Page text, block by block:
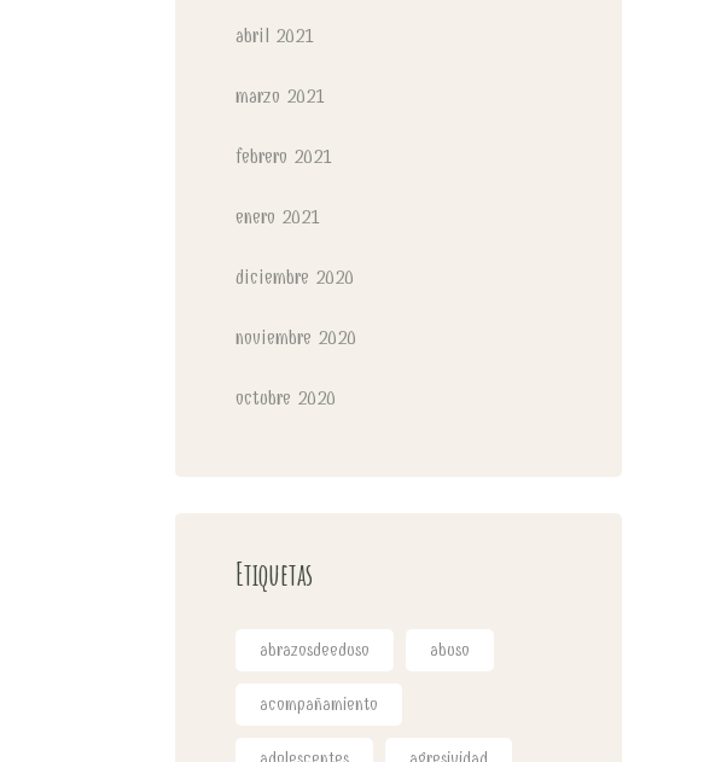
abril 2021
marzo 2021
febrero 2021
enero 2021
diciembre 2020
noviembre 2020
octubre 2020
Etiquetas
abrazosdeeduso abuso
acompañamiento